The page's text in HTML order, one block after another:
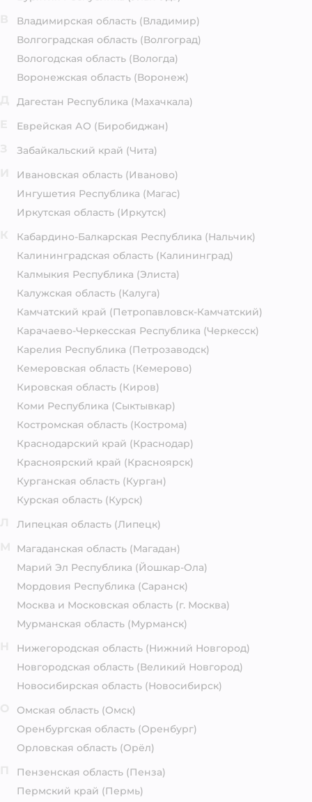
Владимирская область (Владимир)
Волгоградская область (Волгоград)
Вологодская область (Вологда)
Воронежская область (Воронеж)
Дагестан Республика (Махачкала)
Еврейская АО (Биробиджан)
Забайкальский край (Чита)
Ивановская область (Иваново)
Ингушетия Республика (Магас)
Иркутская область (Иркутск)
Кабардино-Балкарская Республика (Нальчик)
Калининградская область (Калининград)
Калмыкия Республика (Элиста)
Калужская область (Калуга)
Камчатский край (Петропавловск-Камчатский)
Карачаево-Черкесская Республика (Черкесск)
Карелия Республика (Петрозаводск)
Кемеровская область (Кемерово)
Кировская область (Киров)
Коми Республика (Сыктывкар)
Костромская область (Кострома)
Краснодарский край (Краснодар)
Красноярский край (Красноярск)
Курганская область (Курган)
Курская область (Курск)
Липецкая область (Липецк)
Магаданская область (Магадан)
Марий Эл Республика (Йошкар-Ола)
Мордовия Республика (Саранск)
Москва и Московская область (г. Москва)
Мурманская область (Мурманск)
Нижегородская область (Нижний Новгород)
Новгородская область (Великий Новгород)
Новосибирская область (Новосибирск)
Омская область (Омск)
Оренбургская область (Оренбург)
Орловская область (Орёл)
Пензенская область (Пенза)
Пермский край (Пермь)